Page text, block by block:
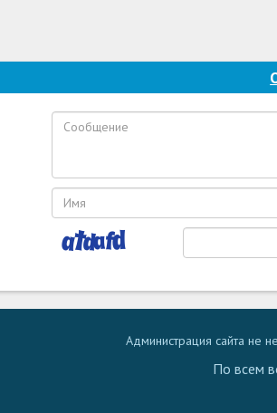
Администрация сайта не
По всем